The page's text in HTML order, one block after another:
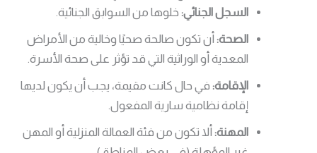
السجل الجنائي: خلوها من السوابق الجنائية.
الصحة: أن تكون صالحة صحيًا وخالية من الأمراض
المعدية أو الوراثية التي قد تؤثر على صحة الأسرة.
الإقامة: في حال كانت مقيمة، يجب أن يكون لديها
إقامة نظامية سارية المفعول.
المهنة: ألا تكون من فئة العمالة المنزلية أو المهن